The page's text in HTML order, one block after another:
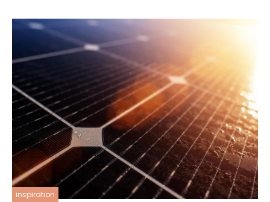
inspiration